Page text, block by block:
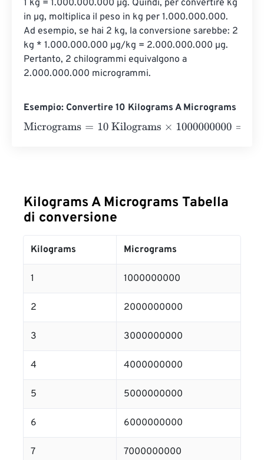
1 kg = 1.000.000.000 µg. Quindi, per convertire kg
in µg, moltiplica il peso in kg per 1.000.000.000.
Ad esempio, se hai 2 kg, la conversione sarebbe: 2
kg * 1.000.000.000 µg/kg = 2.000.000.000 µg.
Pertanto, 2 chilogrammi equivalgono a
2.000.000.000 microgrammi.
Esempio: Convertire 10 Kilograms A Micrograms
Micrograms=10 Kilograms×1000000000=
Kilograms A Micrograms Tabella
di conversione
Kilograms Micrograms
1 1000000000
2 2000000000
3 3000000000
4 4000000000
5 5000000000
6 6000000000
7 7000000000